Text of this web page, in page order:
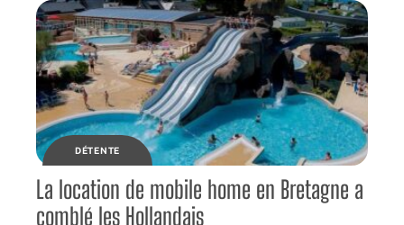
DÉTENTE
La location de mobile home en Bretagne a
comblé les Hollandais